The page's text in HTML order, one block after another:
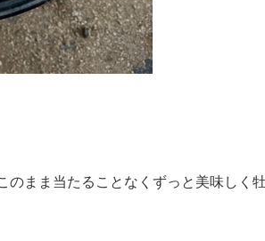
のまま当たることなくずっと美味しく